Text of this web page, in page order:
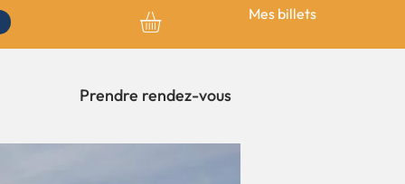
Mes billets
Prendre rendez-vous